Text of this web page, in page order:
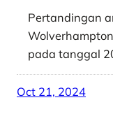
Pertandingan
pada tanggal
Oct 21, 2024